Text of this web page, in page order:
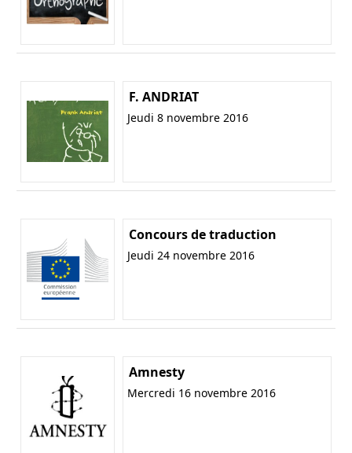
F. ANDRIAT
Jeudi 8 novembre 2016
Concours de traduction
Jeudi 24 novembre 2016
Amnesty
Mercredi 16 novembre 2016